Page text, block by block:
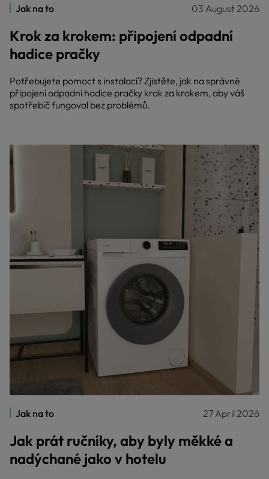
Jak na to 03 August 2026
Krok za krokem: připojení odpadní
hadice pračky
Potřebujete pomoct s instalací? Zjistěte, jak na správné
připojení odpadní hadice pračky krok za krokem, aby váš
spotřebič fungoval bez problémů.
Jak na to 27 April 2026
Jak prát ručníky, aby byly měkké a
nadýchané jako v hotelu